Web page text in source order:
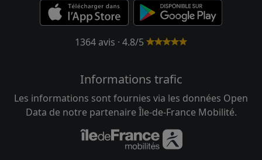
1364 avis · 4.8/5
Informations trafic
Les informations sont fournies via les données Open
Data de notre partenaire Île-de-France Mobilité.